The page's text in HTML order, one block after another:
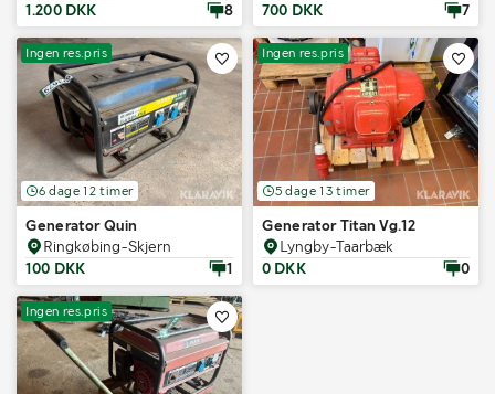
1.200 DKK
8
700 DKK
7
Ingen res.pris
6 dage 12 timer
Generator Quin
Ringkøbing-Skjern
100 DKK
1
Ingen res.pris
5 dage 13 timer
Generator Titan Vg.12
Lyngby-Taarbæk
0 DKK
0
Ingen res.pris